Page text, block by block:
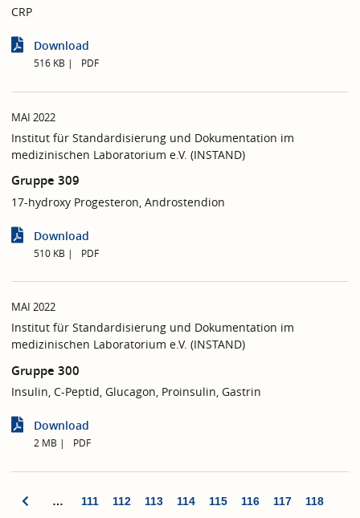
CRP
Download
516 KB PDF
MAI 2022
Institut für Standardisierung und Dokumentation im
medizinischen Laboratorium e.V. (INSTAND)
Gruppe 309
17-hydroxy Progesteron, Androstendion
Download
510 KB PDF
MAI 2022
Institut für Standardisierung und Dokumentation im
medizinischen Laboratorium e.V. (INSTAND)
Gruppe 300
Insulin, C-Peptid, Glucagon, Proinsulin, Gastrin
Download
2 MB PDF
… 111 112 113 114 115 116 117
118